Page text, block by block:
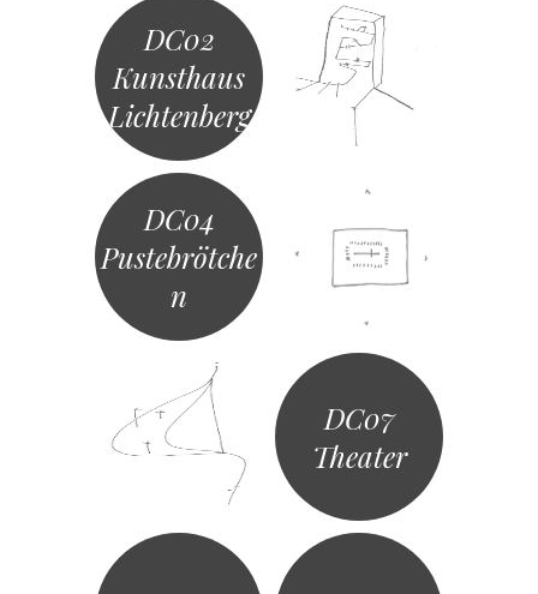
DC02
Kunsthaus
Lichtenberg
DC04
Pustebrötche
n
DC07
Theater